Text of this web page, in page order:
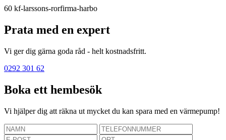
60 kf-larssons-rorfirma-harbo
Prata med en expert
Vi ger dig gärna goda råd - helt kostnadsfritt.
0292 301 62
Boka ett hembesök
Vi hjälper dig att räkna ut mycket du kan spara med en värmepump!